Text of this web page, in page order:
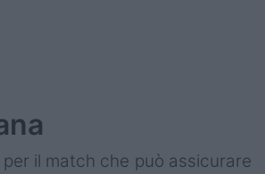
il match che può assicurare